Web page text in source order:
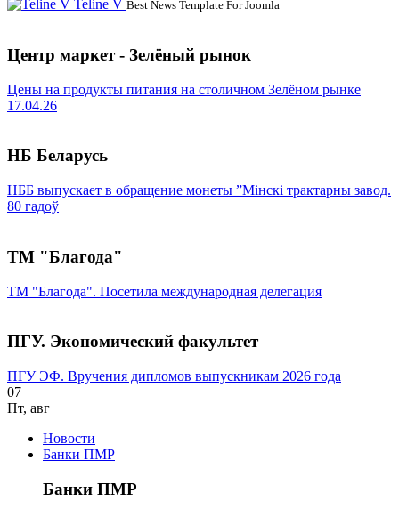
Teline V Best News Template For Joomla
Центр маркет - Зелёный рынок
Цены на продукты питания на столичном Зелёном рынке
17.04.26
НБ Беларусь
НББ выпускает в обращение монеты ”Мінскі трактарны завод.
80 гадоў
ТМ "Благода"
ТМ "Благода". Посетила международная делегация
ПГУ. Экономический факультет
ПГУ ЭФ. Вручения дипломов выпускникам 2026 года
07
Пт, авг
Новости
Банки ПМР
Банки ПМР